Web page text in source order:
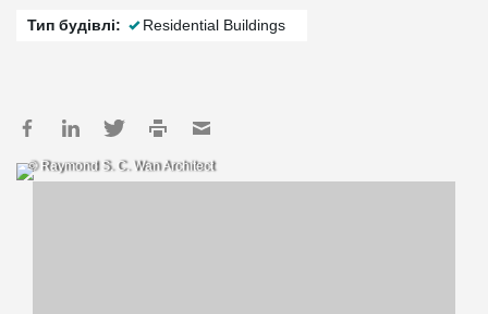
Тип будівлі: Residential Buildings
© Raymond S. C. Wan Architect